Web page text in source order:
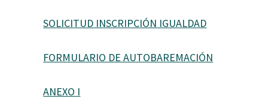
SOLICITUD INSCRIPCIÓN IGUALDAD
FORMULARIO DE AUTOBAREMACIÓN
ANEXO I